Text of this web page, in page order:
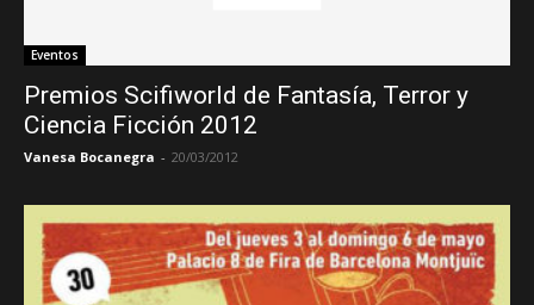
Eventos
Premios Scifiworld de Fantasía, Terror y
Ciencia Ficción 2012
Vanesa Bocanegra - 20/03/2012